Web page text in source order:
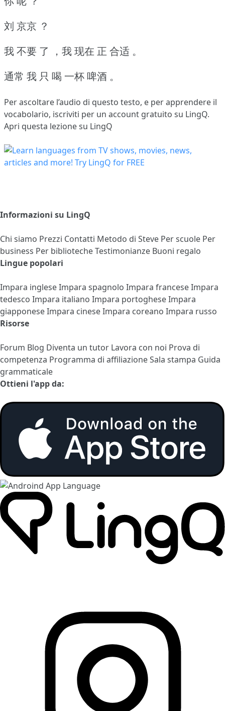
刘 京京 ？
我 不要 了 ，我 现在 正 合适 。
通常 我 只 喝 一杯 啤酒 。
Per ascoltare l’audio di questo testo, e per apprendere il
vocabolario, iscriviti per un account gratuito su LingQ.
Apri questa lezione su LingQ
Informazioni su LingQ
Chi siamo Prezzi Contatti Metodo di Steve Per scuole Per
business Per bibliotecheTestimonianze Buoni regalo
Lingue popolari
Impara ingleseImpara spagnolo Impara franceseImpara
tedesco Impara italiano Impara portogheseImpara
giapponeseImpara cineseImpara coreano Impara russo
Risorse
Forum Blog Diventa un tutor Lavora con noi Prova di
competenza Programma di affiliazioneSala stampa Guida
grammaticale
Ottieni l'app da: